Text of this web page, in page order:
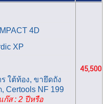
4D
XP
ใต้ท้อง, ขายึดถัง
Certools NF 199
ส : 2 ปีหรือ
45,500